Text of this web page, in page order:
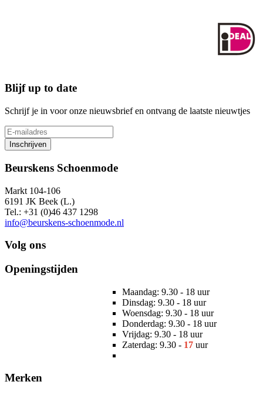
Blijf up to date
Schrijf je in voor onze nieuwsbrief en ontvang de laatste nieuwtjes
Inschrijven
Beurskens Schoenmode
Markt 104-106
6191 JK Beek (L.)
Tel.: +31 (0)46 437 1298
info@beurskens-schoenmode.nl
Volg ons
Openingstijden
Maandag: 9.30 - 18 uur
Dinsdag: 9.30 - 18 uur
Woensdag: 9.30 - 18 uur
Donderdag: 9.30 - 18 uur
Vrijdag: 9.30 - 18 uur
Zaterdag: 9.30 - 17 uur
Merken